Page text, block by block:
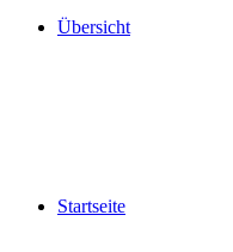
Übersicht
Startseite